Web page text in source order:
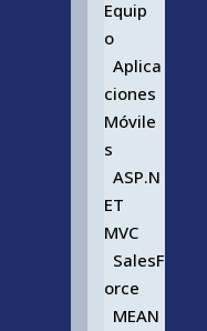
Equip
o
Aplica
ciones
Móvile
s
ASP.N
ET
MVC
SalesF
orce
MEAN